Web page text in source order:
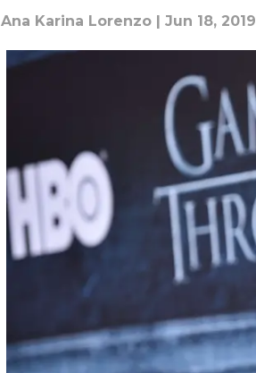
Ana Karina Lorenzo | Jun 18, 2019